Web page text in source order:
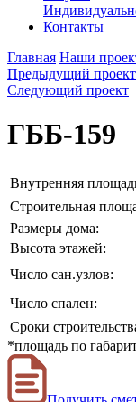
Контакты
Главная Наши
Предыдущий проект
Следующий проект
ГББ-159
Внутренняя
Строительная
Размеры дома:
Высота этажей:
Число сан.узлов:
Число спален:
Сроки
*площадь по